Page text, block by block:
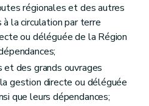
régionales et des autres
la circulation par terre
ou déléguée de la Région
et des grands ouvrages
gestion directe ou déléguée
que leurs dépendances;